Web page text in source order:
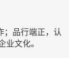
；品行端正，认
业文化。